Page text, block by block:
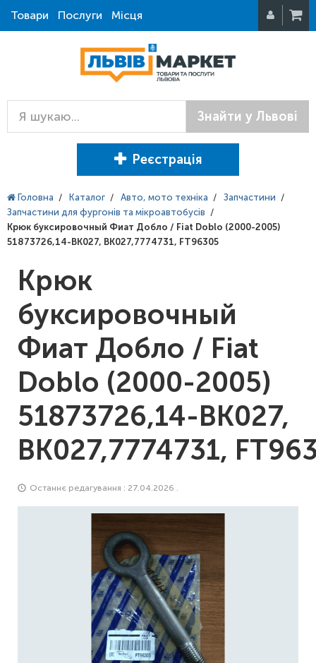
Товари Послуги Місця
Знайти у Львові
Реєстрація
Головна / Каталог / Авто, мото техніка / Запчастини /
Запчастини для фургонів та мікроавтобусів /
Крюк буксировочный Фиат Добло / Fiat Doblo (2000-2005)
51873726,14-BK027, BK027,7774731, FT96305
Крюк
буксировочный
Фиат Добло / Fiat
Doblo (2000-2005)
51873726,14-BK027,
BK027,7774731,
Останнє редагування : 27.04.2026 .